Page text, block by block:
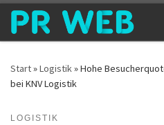
Zum Inhalt springen
Start»Logistik»Hohe
bei KNV Logistik
LOGISTIK